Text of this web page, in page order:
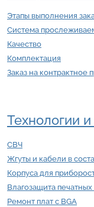
Этапы выполнения
Система
Качество
Комплектация
Заказ на контрактное
Технологии
СВЧ
Жгуты и кабели в
Корпуса для
Влагозащита печатных
Ремонт плат с BGA